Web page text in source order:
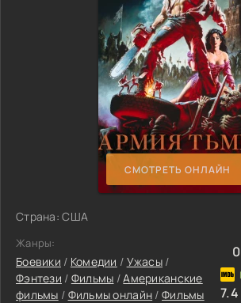
СМОТРЕТЬ ОНЛАЙН
Страна: США
Жанры:
Боевики / Комедии / Ужасы /
Фэнтези / Фильмы /Американские
фильмы / Фильмы онлайн /Фильмы
0
7.4